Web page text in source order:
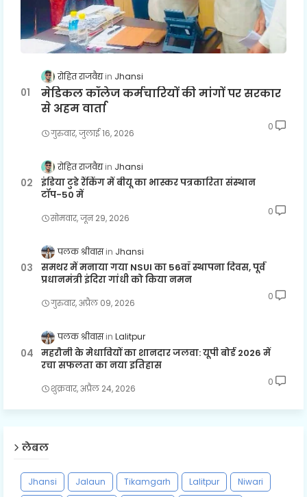
रोहित राजवैद्य Jhansi
मेडिकल कॉलेज कर्मचारियों की मांगों पर सरकार
से अहम वार्ता
गुरुवार, जुलाई 16, 2026
0
रोहित राजवैद्य Jhansi
इंडिया टुडे रैंकिंग में बीयू का भास्कर पत्रकारिता संस्थान
टॉप-50 में
सोमवार, जून 29, 2026
0
पलक श्रीवास Jhansi
समथर में मनाया गया NSUI का 56वाँ स्थापना दिवस, पूर्व
प्रधानमंत्री इंदिरा गांधी को किया नमन
गुरुवार, अप्रैल 09, 2026
0
पलक श्रीवास Lalitpur
महरौनी के मेधावियों का शानदार जलवा: यूपी बोर्ड 2026 में
रचा सफलता का नया इतिहास
शुक्रवार, अप्रैल 24, 2026
0
लेबल
Jhansi Jalaun Tikamgarh Lalitpur
Niwari